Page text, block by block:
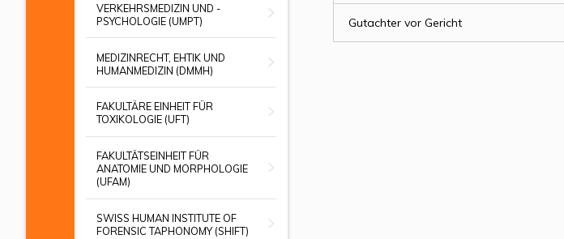
VERKEHRSMEDIZIN UND -
PSYCHOLOGIE (UMPT)
MEDIZINRECHT, EHTIK UND
HUMANMEDIZIN (DMMH)
FAKULTÄRE EINHEIT FÜR
TOXIKOLOGIE (UFT)
FAKULTÄTSEINHEIT FÜR
ANATOMIE UND MORPHOLOGIE
(UFAM)
SWISS HUMAN INSTITUTE OF
FORENSIC TAPHONOMY (SHIFT)
Gutachter vor Gericht